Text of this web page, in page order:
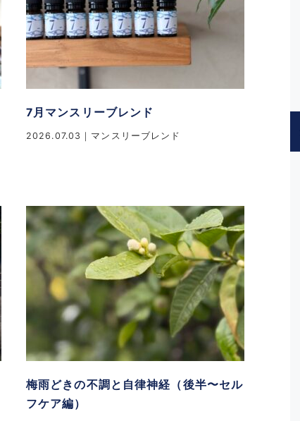
7月マンスリーブレンド
2026.07.03 マンスリーブレンド
梅雨どきの不調と自律神経（後半〜セル
フケア編）